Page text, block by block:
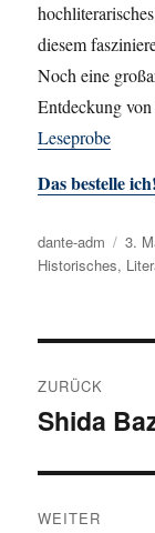
diesem
Noch eine
Entdeckung
Leseprobe
Das bestelle ich!
Autor
dante-adm
am
3.
Historisches,
ZURÜCK
Vorheriger
Shida
WEITER